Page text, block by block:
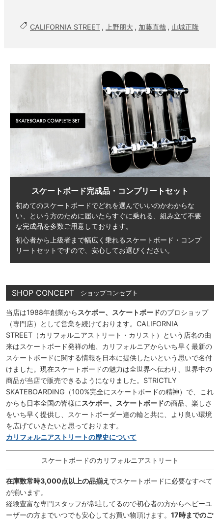
CALIFORNIA STREET , 上野朋大 , 加藤直哉 , 山城正隆
スケートボード完成品・コンプリートセット
初めてのスケートボードでどれを選んでいいのかわからな
い、
という方のために届いたらすぐに乗れる、 組み立て不要
な完成品を多数ご用意しております。
初心者から上級者まで幅広く乗れる スケートボード・コンプ
リートセットですので、 安心してお選びください。
SHOP CONCEPT ショップコンセプト
当店は1988年創業から スケボー、スケートボードのプロショップ
（専門店）として営業を続けております。CALIFORNIA
STREET（カリフォルニアストリート・カリスト）という店名の由
来はスケートボード発祥の地、カリフォルニアからいち早く最新の
スケートボードに関する情報を日本に提供したいという思いで名付
けました。現在スケートボードの魅力は全世界へ伝わり、世界中の
商品が当店で販売できるようになりました。STRICTLY
SKATEBOARDING（100%完全にスケートボードの精神）で、これ
からも日本全国の皆様に スケボー、スケートボードの商品、楽しさ
をいち早く提供し、スケートボーダー達の輪と共に、より良い環境
を広げていきたいと思っております。
カリフォルニアストリートの歴史について
スケートボードのカリフォルニアストリート
在庫数常時3,000点以上の品揃え でスケートボードに必要なすべて
が揃います。
経験豊富な専門スタッフが常駐してるので初心者の方からヘビーユ
ーザーの方までいつでも安心してお買い物頂けます。 17時までのご